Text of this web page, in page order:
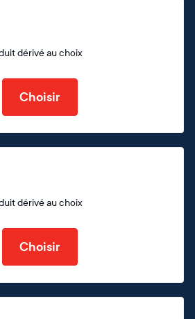
dérivé au choix
Choisir
dérivé au choix
Choisir